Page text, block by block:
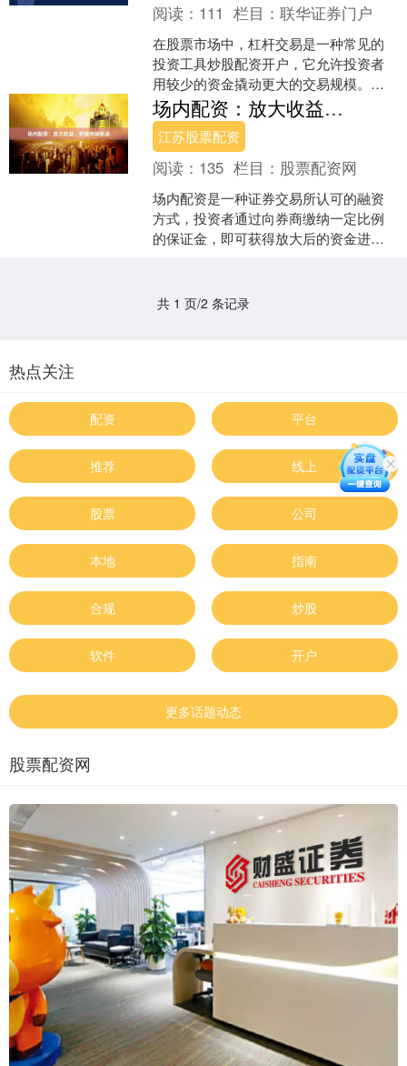
阅读： 111 栏目：联华证券门户
在股票市场中，杠杆交易是一种常见的
投资工具炒股配资开户，它允许投资者
用较少的资金撬动更大的交易规模。对
于追求高收益的短线交易者而言，杠杆
确实能够放大收益，但同时....
场内配资：放大收益，把握市场机遇
江苏股票配资
阅读： 135 栏目： 股票配资网
场内配资是一种证券交易所认可的融资
方式，投资者通过向券商缴纳一定比例
的保证金，即可获得放大后的资金进行
共 1 页/2 条记录
热点关注
配资 平台
推荐 线上
股票 公司
本地 指南
合规 炒股
软件 开户
更多话题动态
股票配资网